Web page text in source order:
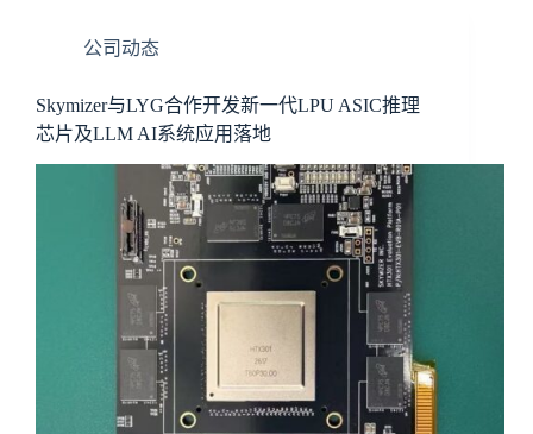
公司动态
Skymizer与LYG合作开发新一代LPU ASIC推理
芯片及LLM AI系统应用落地